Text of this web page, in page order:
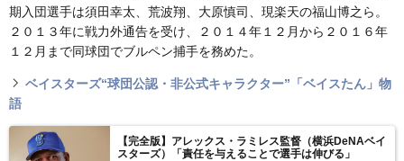
期入団選手は須田幸太、荒波翔、大原慎司、現楽天の福山博之ら。
２０１３年に戦力外通告を受け、２０１４年１２月から２０１６年
１２月まで同球団でブルペン捕手を務めた。
ベイスターズ“球団公認・非公式キャラクター”「ベイスたん」物
語
【完全版】アレックス・ラミレス監督（横浜DeNAベイ
スターズ）「責任を与えることで選手は伸びる」